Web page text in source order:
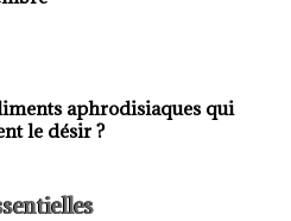
aphrodisiaques qui
le désir ?